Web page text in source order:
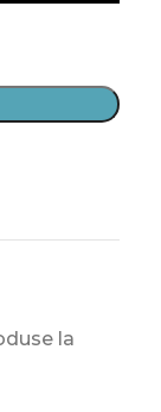
la